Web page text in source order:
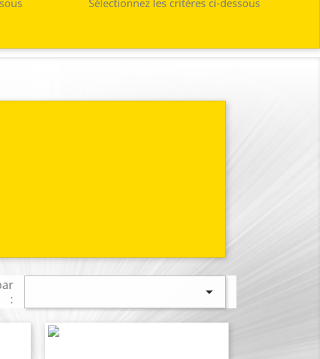
Sélectionnez les critères ci-dessous
:
